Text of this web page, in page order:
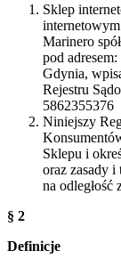
Sklep
Marinero
pod
Gdynia,
Rejestru
5862355376
Niniejszy
Sklepu i
oraz zasady
na odległość
§ 2
Definicje